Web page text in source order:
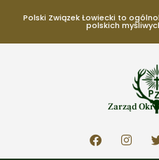
Polski Związek Łowiecki to
polskich
Zarząd